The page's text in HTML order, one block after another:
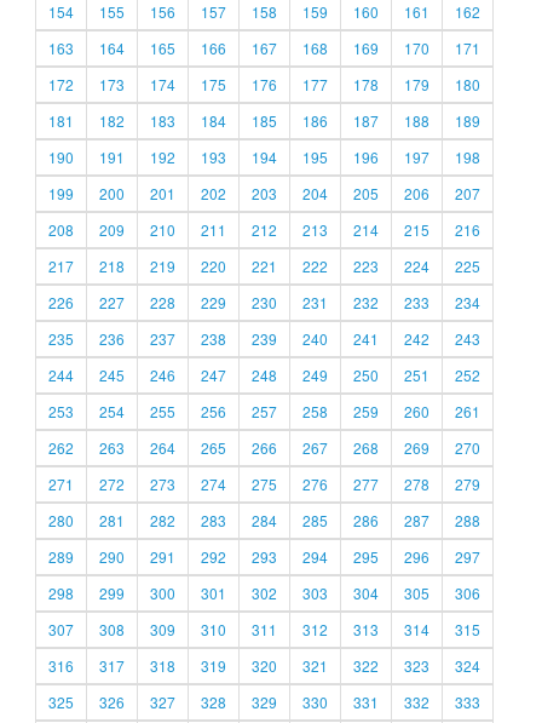
154
155 156 157 158 159 160 161
162
163
164 165 166 167 168 169 170
171
172
173 174 175 176 177 178 179
180
181
182 183 184 185 186 187 188
189
190
191 192 193 194 195 196 197
198
199
200 201 202 203 204 205 206
207
208
209 210 211 212 213 214 215
216
217
218 219 220 221 222 223 224
225
226
227 228 229 230 231 232 233
234
235
236 237 238 239 240 241 242
243
244
245 246 247 248 249 250 251
252
253
254 255 256 257 258 259 260
261
262
263 264 265 266 267 268 269
270
271
272 273 274 275 276 277 278
279
280
281 282 283 284 285 286 287
288
289
290 291 292 293 294 295 296
297
298
299 300 301 302 303 304 305
306
307
308 309 310 311 312 313 314
315
316
317 318 319 320 321 322 323
324
325
326 327 328 329 330 331 332 333